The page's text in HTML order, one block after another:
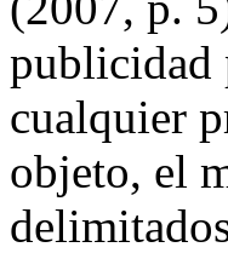
publicidad
cualquier
objeto, el